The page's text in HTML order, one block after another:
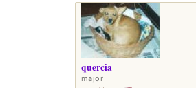
quercia
major